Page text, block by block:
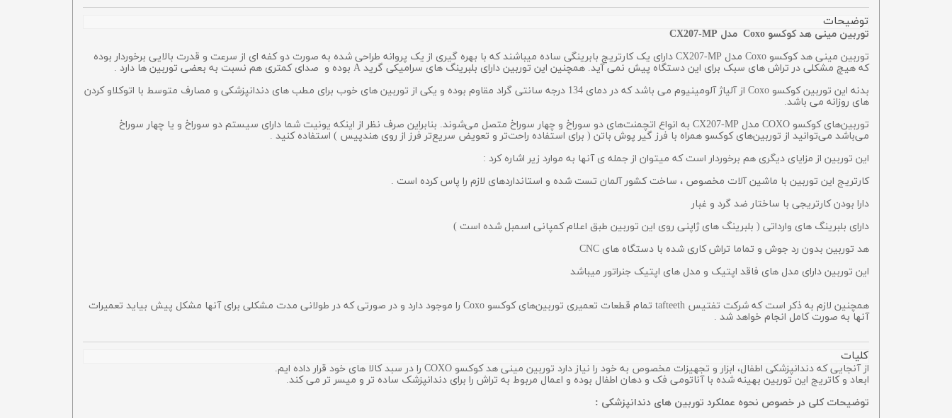
توضیحات
توربین مینی هد کوکسو Coxo مدل CX207-MP
توربین مینی هد کوکسو Coxo مدل CX207-MP دارای یک کارتریج بابرینگی ساده میباشند که با بهره گیری از یک پروانه طراحی شده به صورت دو کفه ای از سرعت و قدرت بالایی برخوردار بوده
که هیچ مشکلی در تراش های سبک برای این دستگاه پیش نمی آید. همچنین این توربین دارای بلبرینگ‌ های سرامیکی گرید A بوده و صدای کمتری هم نسبت به بعضی توربین ها دارد .
بدنه این توربین کوکسو Coxo از آلیاژ آلومینیوم می باشد که در دمای 134 درجه سانتی گراد مقاوم بوده و یکی از توربین های خوب برای مطب های دندانپزشکی و مصارف متوسط با اتوکلاو کردن
های روزانه می باشد.
توربین‌های کوکسو COXO مدل CX207-MP به انواع اتچمنت‌های دو سوراخ و چهار سوراخ متصل می‌شوند. بنابراین صرف نظر از اینکه یونیت شما دارای سیستم دو سوراخ و یا چهار سوراخ
می‌باشد می‌توانید از توربین‌های کوکسو همراه با فرز گیر پوش باتن ( برای استفاده راحت‌تر و تعویض سریع‌تر فرز از روی هندپیس ) استفاده کنید .
این توربین از مزایای دیگری هم برخوردار است که میتوان از جمله ی آنها به موارد زیر اشاره کرد :
کارتریج این توربین با ماشین آلات مخصوص ، ساخت کشور آلمان تست شده و استانداردهای لازم را پاس کرده است .
دارا بودن کارتریجی با ساختار ضد گرد و غبار
دارای بلبرینگ های وارداتی ( بلبرینگ های ژاپنی روی این توربین طبق اعلام کمپانی اسمبل شده است )
هد توربین بدون رد جوش و تماما تراش کاری شده با دستگاه های CNC
این توربین دارای مدل های فاقد اپتیک و مدل های اپتیک جنراتور میباشد
همچنین لازم به ذکر است که شرکت تفتیس tafteeth تمام قطعات تعمیری توربین‌های کوکسو Coxo را موجود دارد و در صورتی که در طولانی مدت مشکلی برای آنها مشکل پیش بیاید تعمیرات
آنها به صورت کامل انجام خواهد شد .
کلیات
از آنجایی که دندانپزشکی اطفال، ابزار و تجهیزات مخصوص به خود را نیاز دارد توربین مینی هد کوکسو COXO را در سبد کالا های خود قرار داده ایم.
ابعاد و کاتریج این توربین بهینه شده با آناتومی فک و دهان اطفال بوده و اعمال مربوط به تراش را برای دندانپزشک ساده تر و میسر تر می کند.
توضیحات کلی در خصوص نحوه عملکرد توربین های دندانپزشکی :